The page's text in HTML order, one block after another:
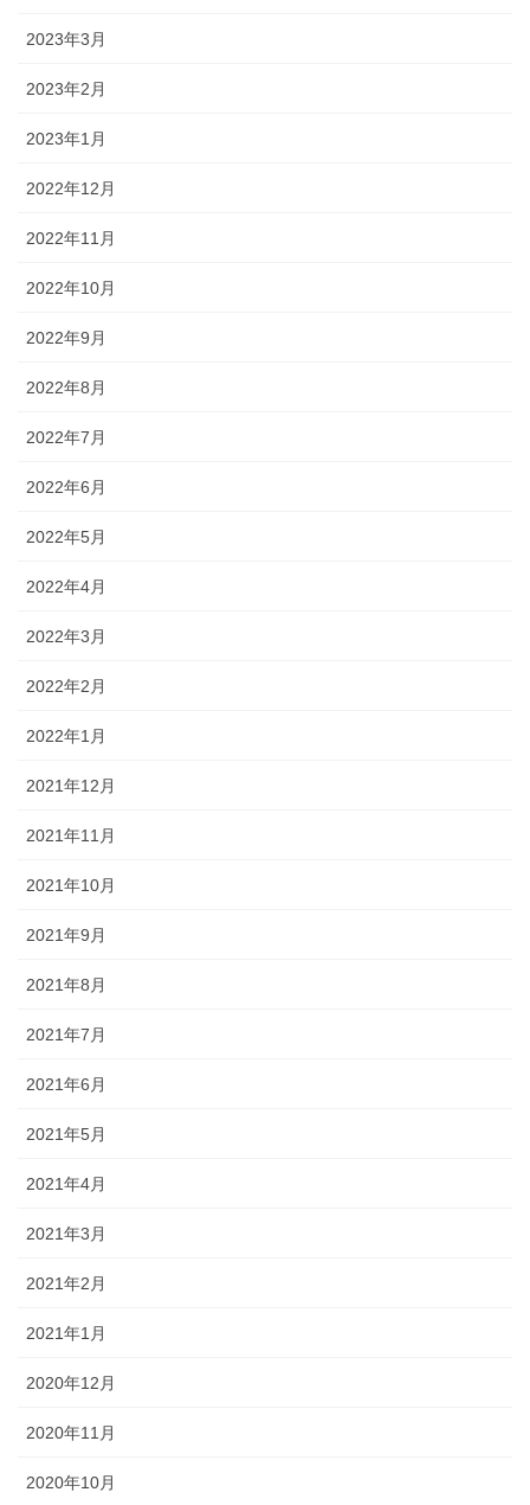
2023年3月
2023年2月
2023年1月
2022年12月
2022年11月
2022年10月
2022年9月
2022年8月
2022年7月
2022年6月
2022年5月
2022年4月
2022年3月
2022年2月
2022年1月
2021年12月
2021年11月
2021年10月
2021年9月
2021年8月
2021年7月
2021年6月
2021年5月
2021年4月
2021年3月
2021年2月
2021年1月
2020年12月
2020年11月
2020年10月